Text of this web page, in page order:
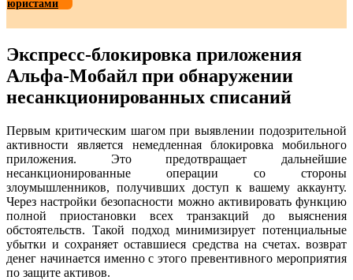
юристами
Экспресс-блокировка приложения
Альфа-Мобайл при обнаружении
несанкционированных списаний
Первым критическим шагом при выявлении подозрительной
активности является немедленная блокировка мобильного
приложения. Это предотвращает дальнейшие
несанкционированные операции со стороны
злоумышленников, получивших доступ к вашему аккаунту.
Через настройки безопасности можно активировать функцию
полной приостановки всех транзакций до выяснения
обстоятельств. Такой подход минимизирует потенциальные
убытки и сохраняет оставшиеся средства на счетах. возврат
денег начинается именно с этого превентивного мероприятия
по защите активов.